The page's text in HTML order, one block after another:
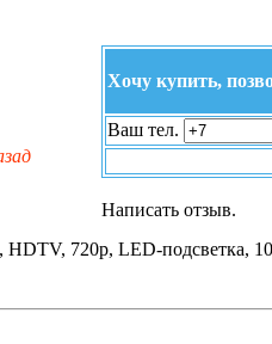
Хочу купить,
Ваш тел.
Написать отзыв.
720p, LED-подсветка,